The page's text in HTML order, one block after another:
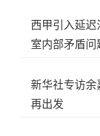
西甲引入延
室内部矛盾问
新华社专访余
再出发